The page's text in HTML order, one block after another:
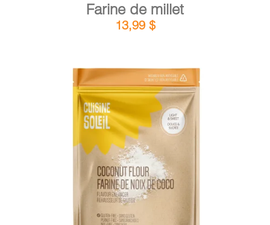
Farine de millet
13,99 $
AJOUTER AU PANIER / DÉTAILS